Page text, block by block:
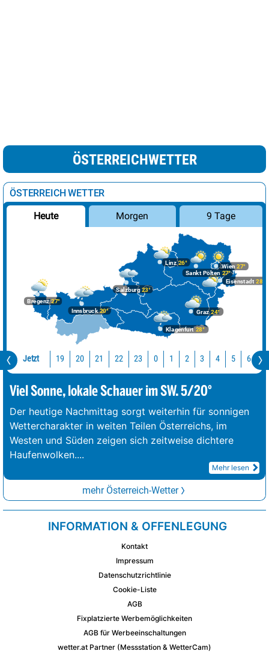
ÖSTERREICHWETTER
ÖSTERREICH WETTER
Heute Morgen 9 Tage
Bregenz27°
Graz24°
Innsbruck20°
Klagenfurt 28°
Linz26°
Salzburg23°
Wien 27°
Eisenstadt 28°
Sankt Pölten 27°
Jetzt 19 20 21 22 23 0 1 2 3 4 5 6 7
Viel Sonne, lokale Schauer im SW. 5/20°
Der heutige Nachmittag sorgt weiterhin für sonnigen
Wettercharakter in weiten Teilen Österreichs, im
Westen und Süden zeigen sich zeitweise dichtere
Haufenwolken....
Mehr lesen
mehr Österreich-Wetter
INFORMATION & OFFENLEGUNG
Kontakt
Impressum
Datenschutzrichtlinie
Cookie-Liste
AGB
Fixplatzierte Werbemöglichkeiten
AGB für Werbeeinschaltungen
wetter.at Partner (Messstation & WetterCam)